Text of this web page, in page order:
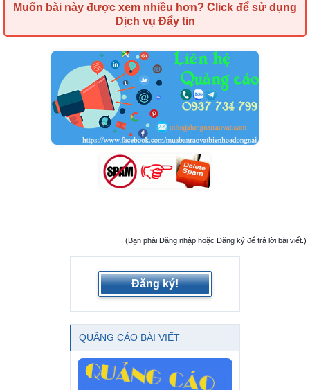
Muốn bài này được xem nhiều hơn? Click để sử dụng
Dịch vụ Đẩy tin
(Bạn phải Đăng nhập hoặc Đăng ký để trả lời bài viết.)
Đăng ký!
QUẢNG CÁO BÀI VIẾT